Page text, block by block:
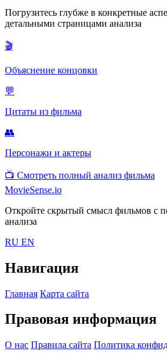
Погрузитесь глубже в конкретные
детальными страницами анализа
🎬
Объяснение концовки
💬
Цитаты из фильма
👥
Персонажи и актеры
📺 Смотреть полный анализ фильма
MovieSense.io
Откройте скрытый смысл фильмов с
анализа
RU EN
Навигация
Главная Карта сайта
Правовая информация
О нас Правила сайта Политика